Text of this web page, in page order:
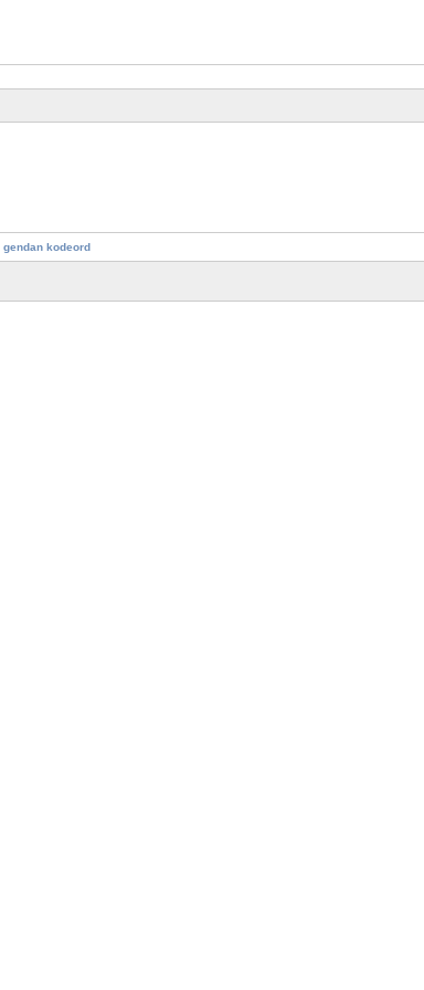
gendan kodeord